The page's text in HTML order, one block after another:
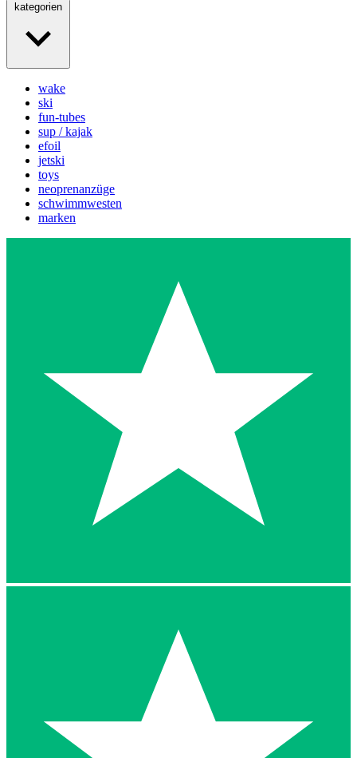
kategorien
wake
ski
fun-tubes
sup / kajak
efoil
jetski
toys
neoprenanzüge
schwimmwesten
marken